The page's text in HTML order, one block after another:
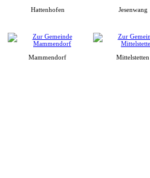
Hattenhofen Jesenwang
Mammendorf Mittelstetten